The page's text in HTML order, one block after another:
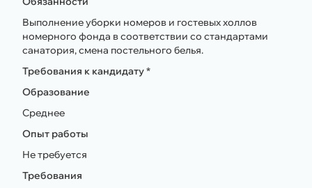
Выполнение уборки номеров и гостевых холлов
номерного фонда в соответствии со стандартами
санатория, смена постельного белья.
Требования к кандидату *
Образование
Среднее
Опыт работы
Не требуется
Требования